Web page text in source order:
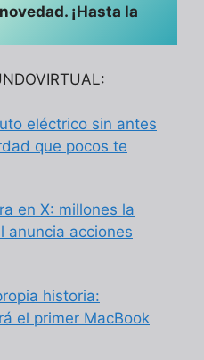
¡Hasta la
eléctrico sin antes
que pocos te
en X: millones la
anuncia acciones
historia:
el primer MacBook